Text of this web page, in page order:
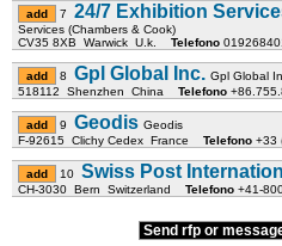
7 24/7 Exhibition
Services (Chambers & Cook)
CV35 8XB Warwick U.k. Telefono
8 Gpl Global Inc. Gpl Global
518112 Shenzhen China Telefono
9 Geodis Geodis
F-92615 Clichy Cedex France Telefono +33
10 Swiss Post
CH-3030 Bern Switzerland Telefono +41-
Send rfp or